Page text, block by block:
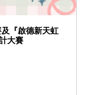
『啟德新天虹
大賽